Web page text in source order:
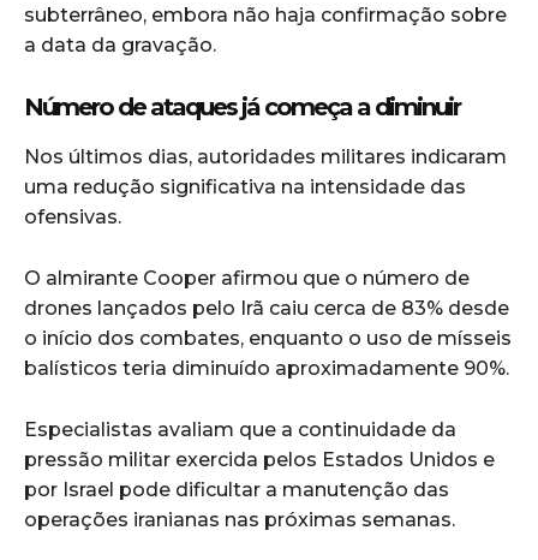
subterrâneo, embora não haja confirmação sobre
a data da gravação.
Número de ataques já começa a diminuir
Nos últimos dias, autoridades militares indicaram
uma redução significativa na intensidade das
ofensivas.
O almirante Cooper afirmou que o número de
drones lançados pelo Irã caiu cerca de 83% desde
o início dos combates, enquanto o uso de mísseis
balísticos teria diminuído aproximadamente 90%.
Especialistas avaliam que a continuidade da
pressão militar exercida pelos Estados Unidos e
por Israel pode dificultar a manutenção das
operações iranianas nas próximas semanas.